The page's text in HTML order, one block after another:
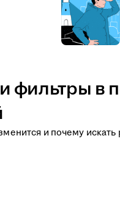
фильтры в
и почему искать